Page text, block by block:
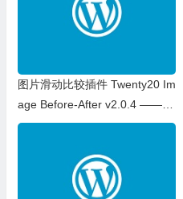
图片滑动比较插件 Twenty20 Im
age Before-After v2.0.4 —— W
ordPress插件